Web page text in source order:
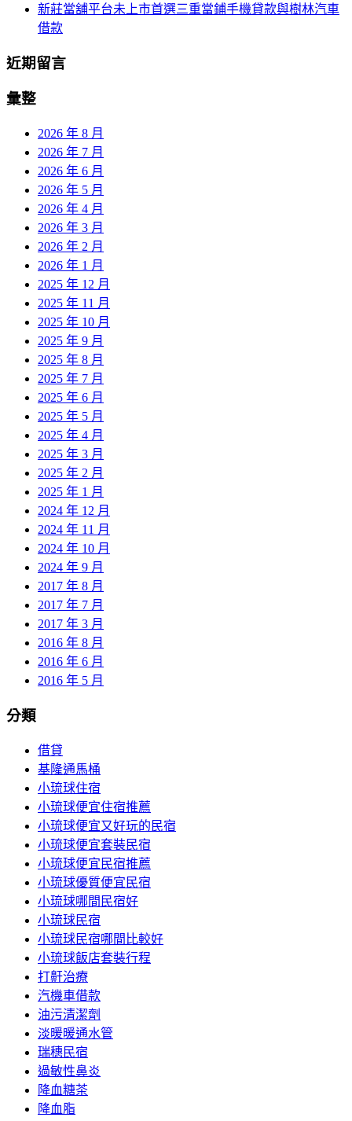
新莊當舖平台未上市首選三重當鋪手機貸款與樹林汽車
借款
近期留言
彙整
2026 年 8 月
2026 年 7 月
2026 年 6 月
2026 年 5 月
2026 年 4 月
2026 年 3 月
2026 年 2 月
2026 年 1 月
2025 年 12 月
2025 年 11 月
2025 年 10 月
2025 年 9 月
2025 年 8 月
2025 年 7 月
2025 年 6 月
2025 年 5 月
2025 年 4 月
2025 年 3 月
2025 年 2 月
2025 年 1 月
2024 年 12 月
2024 年 11 月
2024 年 10 月
2024 年 9 月
2017 年 8 月
2017 年 7 月
2017 年 3 月
2016 年 8 月
2016 年 6 月
2016 年 5 月
分類
借貸
基隆通馬桶
小琉球住宿
小琉球便宜住宿推薦
小琉球便宜又好玩的民宿
小琉球便宜套裝民宿
小琉球便宜民宿推薦
小琉球優質便宜民宿
小琉球哪間民宿好
小琉球民宿
小琉球民宿哪間比較好
小琉球飯店套裝行程
打鼾治療
汽機車借款
油污清潔劑
淡暖暖通水管
瑞穗民宿
過敏性鼻炎
降血糖茶
降血脂